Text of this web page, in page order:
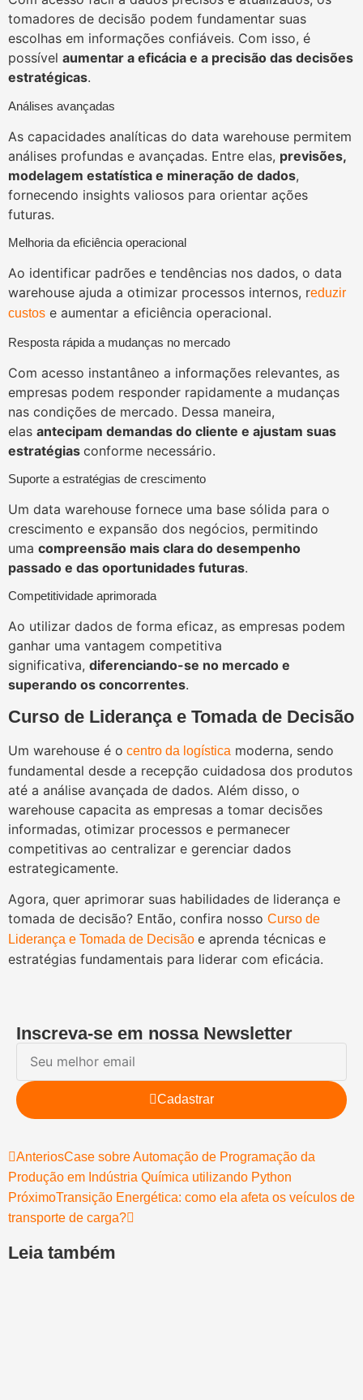
tomadores de decisão podem fundamentar suas
escolhas em informações confiáveis. Com isso, é
possível aumentar a eficácia e a precisão das decisões
estratégicas.
Análises avançadas
As capacidades analíticas do data warehouse permitem
análises profundas e avançadas. Entre elas, previsões,
modelagem estatística e mineração de dados,
fornecendo insights valiosos para orientar ações
futuras.
Melhoria da eficiência operacional
Ao identificar padrões e tendências nos dados, o data
warehouse ajuda a otimizar processos internos, reduzir
custos e aumentar a eficiência operacional.
Resposta rápida a mudanças no mercado
Com acesso instantâneo a informações relevantes, as
empresas podem responder rapidamente a mudanças
nas condições de mercado. Dessa maneira,
elas antecipam demandas do cliente e ajustam suas
estratégias conforme necessário.
Suporte a estratégias de crescimento
Um data warehouse fornece uma base sólida para o
crescimento e expansão dos negócios, permitindo
uma compreensão mais clara do desempenho
passado e das oportunidades futuras.
Competitividade aprimorada
Ao utilizar dados de forma eficaz, as empresas podem
ganhar uma vantagem competitiva
significativa, diferenciando-se no mercado e
superando os concorrentes.
Curso de Liderança e Tomada de Decisão
Um warehouse é o centro da logística moderna, sendo
fundamental desde a recepção cuidadosa dos produtos
até a análise avançada de dados. Além disso, o
warehouse capacita as empresas a tomar decisões
informadas, otimizar processos e permanecer
competitivas ao centralizar e gerenciar dados
estrategicamente.
Agora, quer aprimorar suas habilidades de liderança e
tomada de decisão? Então, confira nosso Curso de
Liderança e Tomada de Decisão e aprenda técnicas e
estratégias fundamentais para liderar com eficácia.
Inscreva-se em nossa Newsletter
Cadastrar
AnteriosCase sobre Automação de Programação da
Produção em Indústria Química utilizando Python
PróximoTransição Energética: como ela afeta os veículos de
transporte de carga?
Leia também